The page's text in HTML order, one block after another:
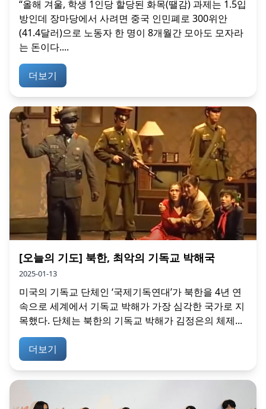
“올해 겨울, 학생 1인당 할당된 화목(땔감) 과제는 1.5입
방인데 장마당에서 사려면 중국 인민폐로 300위안
(41.4달러)으로 노동자 한 명이 8개월간 모아도 모자라
는 돈이다....
더보기
[오늘의 기도] 북한, 최악의 기독교 박해국
2025-01-13
미국의 기독교 단체인 ‘국제기독연대’가 북한을 4년 연
속으로 세계에서 기독교 박해가 가장 심각한 국가로 지
목했다. 단체는 북한의 기독교 박해가 김정은의 체제...
더보기